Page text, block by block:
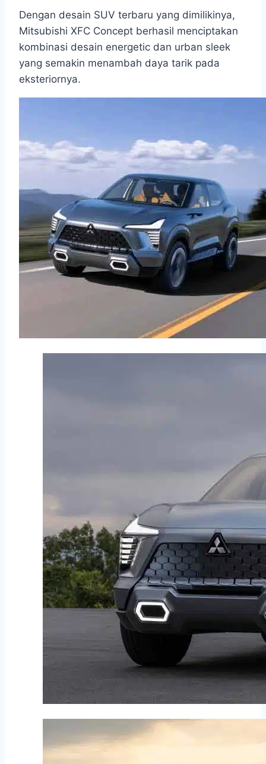
Dengan desain SUV terbaru yang dimilikinya,
Mitsubishi XFC Concept berhasil menciptakan
kombinasi desain energetic dan urban sleek
yang semakin menambah daya tarik pada
eksteriornya.